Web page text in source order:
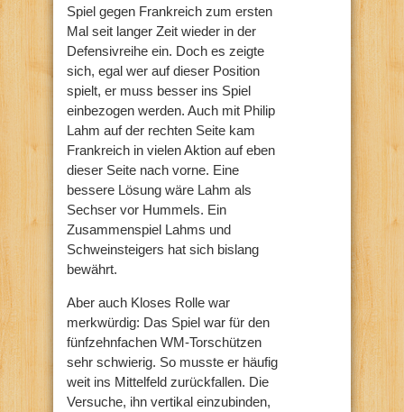
Spiel gegen Frankreich zum ersten
Mal seit langer Zeit wieder in der
Defensivreihe ein. Doch es zeigte
sich, egal wer auf dieser Position
spielt, er muss besser ins Spiel
einbezogen werden. Auch mit Philip
Lahm auf der rechten Seite kam
Frankreich in vielen Aktion auf eben
dieser Seite nach vorne. Eine
bessere Lösung wäre Lahm als
Sechser vor Hummels. Ein
Zusammenspiel Lahms und
Schweinsteigers hat sich bislang
bewährt.
Aber auch Kloses Rolle war
merkwürdig: Das Spiel war für den
fünfzehnfachen WM-Torschützen
sehr schwierig. So musste er häufig
weit ins Mittelfeld zurückfallen. Die
Versuche, ihn vertikal einzubinden,